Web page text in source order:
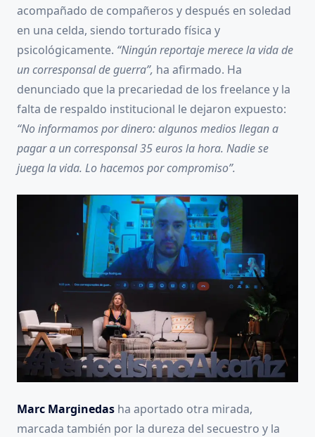
acompañado de compañeros y después en soledad
en una celda, siendo torturado física y
psicológicamente. “Ningún reportaje merece la vida de
un corresponsal de guerra”, ha afirmado. Ha
denunciado que la precariedad de los freelance y la
falta de respaldo institucional le dejaron expuesto:
“No informamos por dinero: algunos medios llegan a
pagar a un corresponsal 35 euros la hora. Nadie se
juega la vida. Lo hacemos por compromiso”.
Marc Marginedas ha aportado otra mirada,
marcada también por la dureza del secuestro y la